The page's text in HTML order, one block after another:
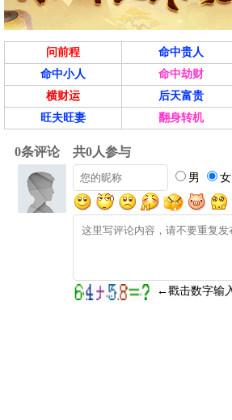
问前程 命中贵人
命中小人
命中劫财
横财运
后天富贵
旺夫旺妻
翻身转机